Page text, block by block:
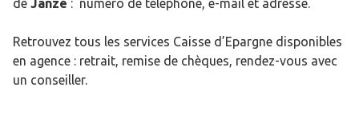
de Janzé : numéro de téléphone, e-mail et adresse.
Retrouvez tous les services Caisse d’Epargne disponibles
en agence : retrait, remise de chèques, rendez-vous avec
un conseiller.